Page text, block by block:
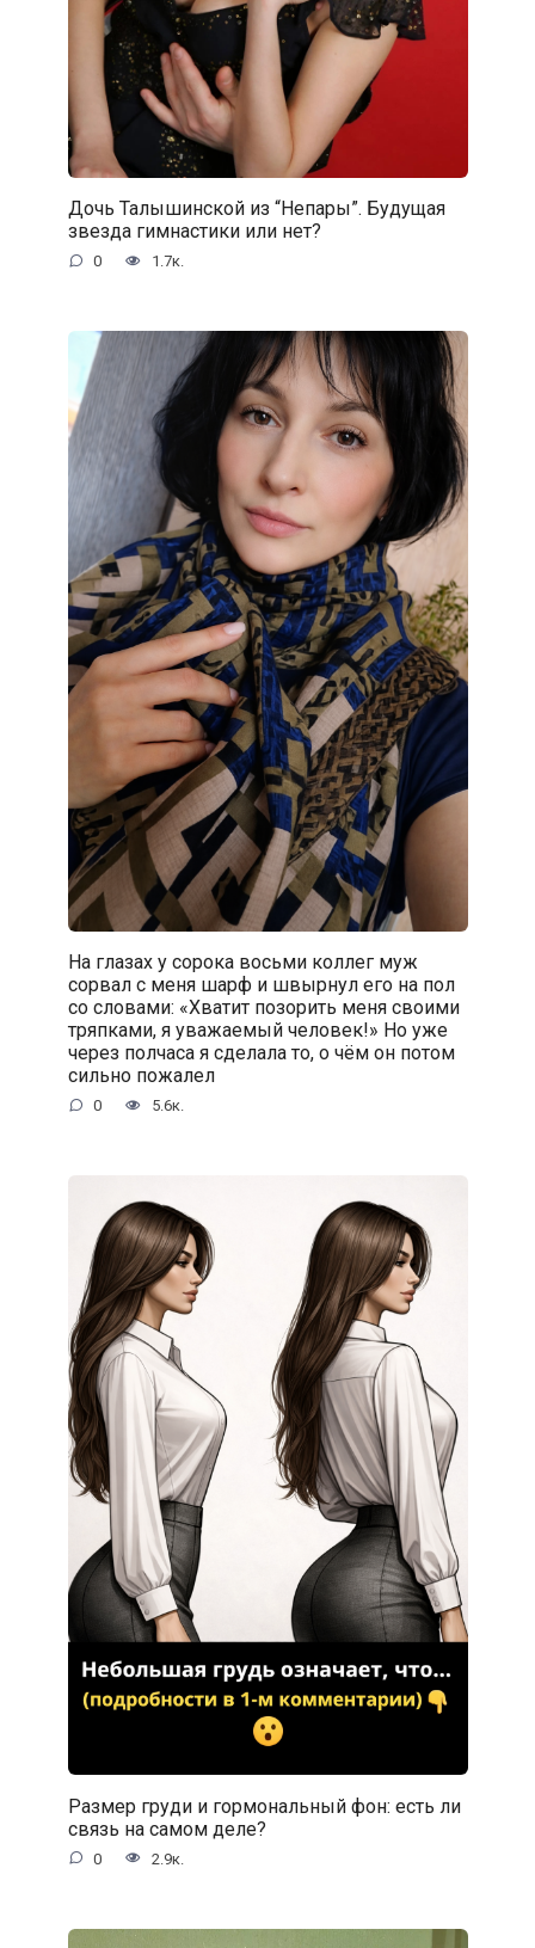
Дочь Талышинской из “Непары”. Будущая
звезда гимнастики или нет?
0 1.7к.
На глазах у сорока восьми коллег муж
сорвал с меня шарф и швырнул его на пол
со словами: «Хватит позорить меня своими
тряпками, я уважаемый человек!» Но уже
через полчаса я сделала то, о чём он потом
сильно пожалел
0 5.6к.
Размер груди и гормональный фон: есть ли
связь на самом деле?
0 2.9к.